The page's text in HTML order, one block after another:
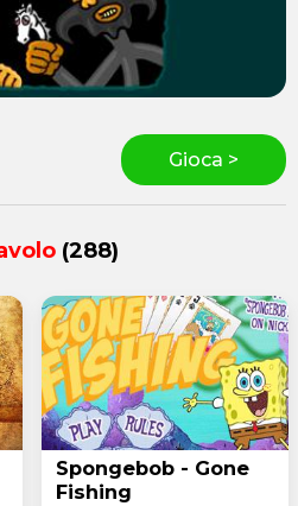
Gioca >
(288)
Spongebob - Gone
Fishing